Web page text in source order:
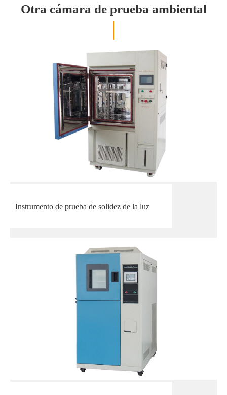
Otra cámara de prueba ambiental
Instrumento de prueba de solidez de la luz